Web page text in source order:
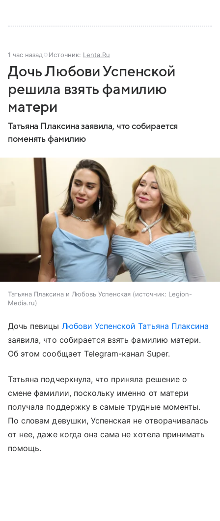
1 час назад Источник: Lenta.Ru
Дочь Любови Успенской
решила взять фамилию
матери
Татьяна Плаксина заявила, что собирается
поменять фамилию
Татьяна Плаксина и Любовь Успенская источник: Legion-
Media.ru
Дочь певицы Любови Успенской Татьяна Плаксина
заявила, что собирается взять фамилию матери.
Об этом сообщает Telegram-канал Super.
Татьяна подчеркнула, что приняла решение о
смене фамилии, поскольку именно от матери
получала поддержку в самые трудные моменты.
По словам девушки, Успенская не отворачивалась
от нее, даже когда она сама не хотела принимать
помощь.